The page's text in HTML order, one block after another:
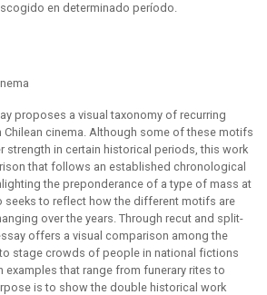
en determinado período.
proposes a visual taxonomy of recurring
cinema. Although some of these motifs
strength in certain historical periods, this work
that follows an established chronological
the preponderance of a type of mass at
seeks to reflect how the different motifs are
over the years. Through recut and split-
offers a visual comparison among the
stage crowds of people in national fictions
examples that range from funerary rites to
is to show the double historical work